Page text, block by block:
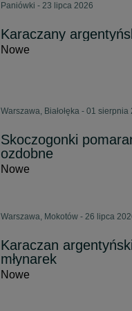
Paniówki - 23 lipca 2026
Karaczany
Nowe
Warszawa, Białołęka - 01 sierpnia
Skoczogonki
ozdobne
Nowe
Warszawa, Mokotów - 26 lipca
Karaczan
młynarek
Nowe